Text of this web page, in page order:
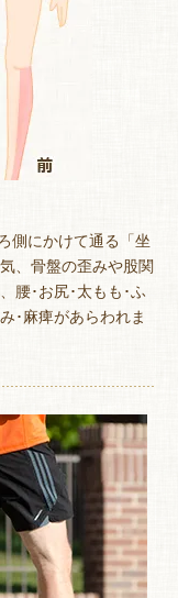
側にかけて通る「坐
、骨盤の歪みや股関
腰･お尻･太もも･ふ
･麻痺があらわれま